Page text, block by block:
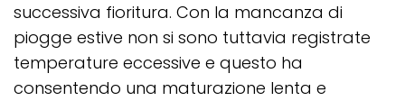
successiva fioritura. Con la mancanza di
piogge estive non si sono tuttavia registrate
temperature eccessive e questo ha
consentendo una maturazione lenta e